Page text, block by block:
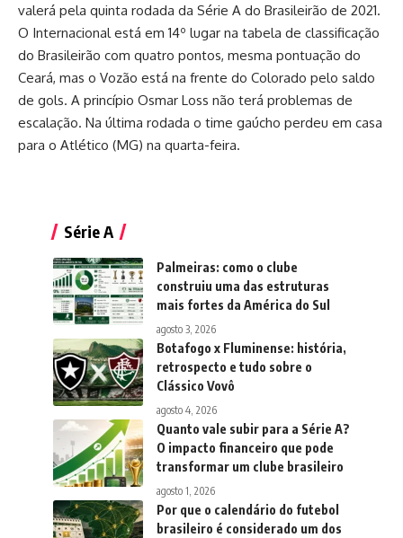
valerá pela quinta rodada da Série A do Brasileirão de 2021.
O Internacional está em 14º lugar na tabela de classificação
do Brasileirão com quatro pontos, mesma pontuação do
Ceará, mas o Vozão está na frente do Colorado pelo saldo
de gols. A princípio Osmar Loss não terá problemas de
escalação. Na última rodada o time gaúcho perdeu em casa
para o Atlético (MG) na quarta-feira.
Série A
Palmeiras: como o clube
construiu uma das estruturas
mais fortes da América do Sul
agosto 3, 2026
Botafogo x Fluminense: história,
retrospecto e tudo sobre o
Clássico Vovô
agosto 4, 2026
Quanto vale subir para a Série A?
O impacto financeiro que pode
transformar um clube brasileiro
agosto 1, 2026
Por que o calendário do futebol
brasileiro é considerado um dos